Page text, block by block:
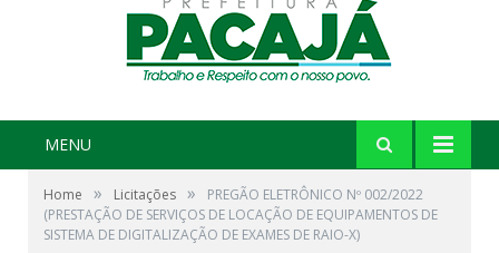
MENU
Home » Licitações »
PREGÃO ELETRÔNICO Nº 002/2022
(PRESTAÇÃO DE SERVIÇOS DE LOCAÇÃO DE EQUIPAMENTOS DE
SISTEMA DE DIGITALIZAÇÃO DE EXAMES DE RAIO-X)